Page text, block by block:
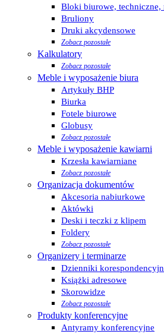
Bloki biurowe, techniczne,
Bruliony
Druki akcydensowe
Zobacz pozostałe
Kalkulatory
Zobacz pozostałe
Meble i wyposażenie biura
Artykuły BHP
Biurka
Fotele biurowe
Globusy
Zobacz pozostałe
Meble i wyposażenie kawiarni
Krzesła kawiarniane
Zobacz pozostałe
Organizacja dokumentów
Akcesoria nabiurkowe
Aktówki
Deski i teczki z klipem
Foldery
Zobacz pozostałe
Organizery i terminarze
Dzienniki
Książki adresowe
Skorowidze
Zobacz pozostałe
Produkty konferencyjne
Antyramy konferencyjne